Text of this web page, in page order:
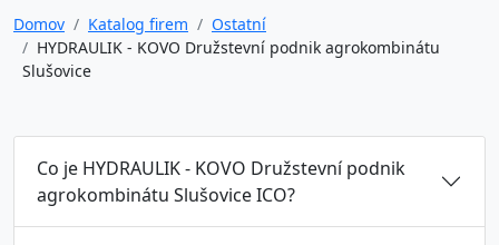
Domov
Katalog firem
Ostatní
HYDRAULIK - KOVO Družstevní podnik agrokombinátu
Slušovice
Co je HYDRAULIK - KOVO Družstevní podnik
agrokombinátu Slušovice ICO?